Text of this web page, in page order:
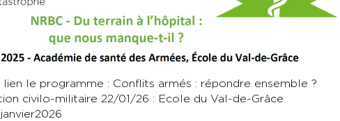
le programme : Conflits armés : répondre ensemble ?
civilo-militaire 22/01/26 : Ecole du Val-de-Grâce